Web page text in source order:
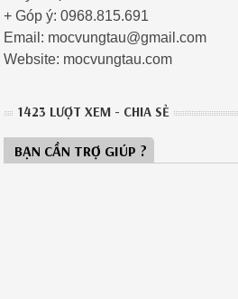
+ Góp ý: 0968.815.691
Email: mocvungtau@gmail.com
Website: mocvungtau.com
1423 LƯỢT XEM - CHIA SẺ
BẠN CẦN TRỢ GIÚP ?